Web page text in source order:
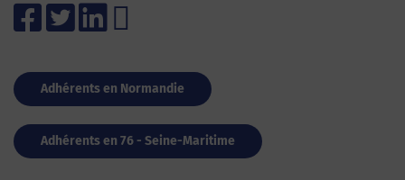
Adhérents en Normandie
Adhérents en 76 - Seine-Maritime